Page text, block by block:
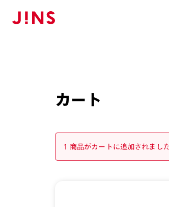
カート
1 商品がカートに追加されました